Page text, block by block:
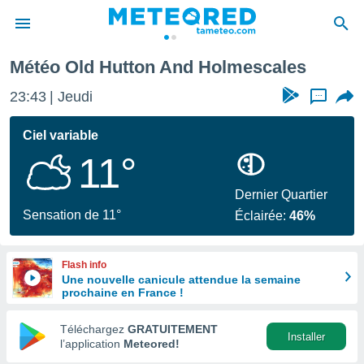
de
en
Météo Old Hutton And Holmescales
23:43 Jeudi ...
Ciel variable
11°
Sensation de 11°
Dernier Quartier
Éclairée:46%
Flash info
Une nouvelle canicule attendue la semaine
prochaine en France !
Téléchargez GRATUITEMENT
l’application Meteored!
Installer